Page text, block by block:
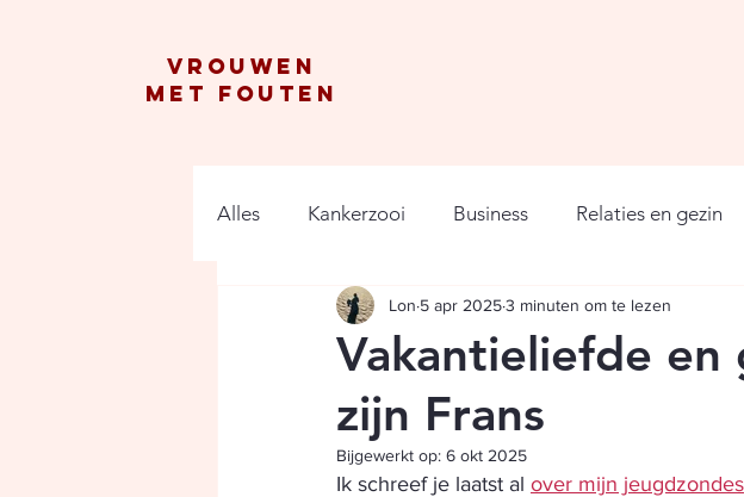
vrouwen
met fouten
Alles Kankerzooi Business Relaties en gezin
Vakantieliefde en
zijn Frans
Lon 5 apr 20253 minuten om te lezen
Bijgewerkt op: 6 okt 2025
Ik schreef je laatst al over mijn jeugdzondes